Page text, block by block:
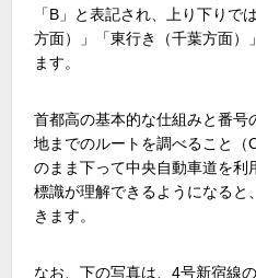
「B」と表記され、上り下りで
方面）」「東行き（千葉方面）
ます。
首都高の基本的な仕組みと番号
地までのルートを調べること（
のまま下って中央自動車道を利
標識が理解できるようになると
きます。
なお、下の写真は、4号新宿線